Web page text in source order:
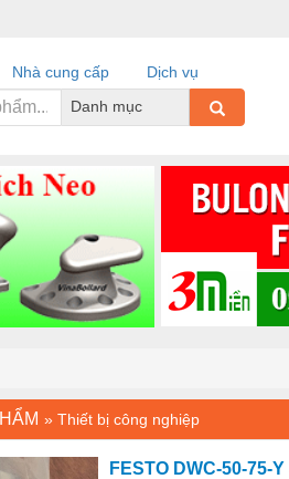
Nhà cung cấp
Dịch vụ
Danh mục
» Thiết bị công nghiệp
FESTO DWC-50-75-